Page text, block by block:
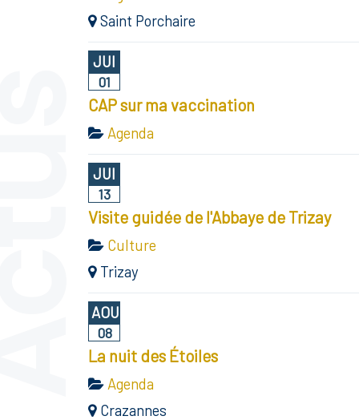
Saint Porchaire
JUI
01
CAP sur ma vaccination
Agenda
JUI
13
Visite guidée de l'Abbaye de Trizay
Culture
Trizay
AOU
08
La nuit des Étoiles
Agenda
Crazannes